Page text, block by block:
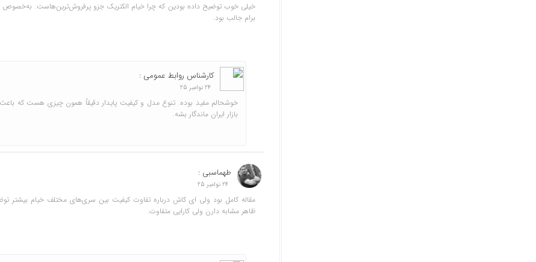
خیلی خوب توضیح داده بودین که چرا خیام الکتریک جزو پرفروش‌ترین‌هاست.
برام جالب بود.
کارشناس روابط عمومی :
24 نوامبر 25
خوشحالم مفید بوده. تنوع مدل و کیفیت پایدار دقیقاً همون چیزی هست که
بازار ایران ماندگار بشه.
طهماسبی :
24 نوامبر 25
مقاله کامل بود ولی ای کاش درباره تفاوت کیفیت بین سری‌های مختلف خیام بیشتر
ظاهر مشابه دارن ولی کارایی متفاوت.